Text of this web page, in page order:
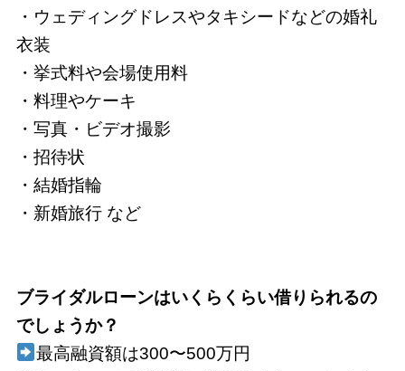
・ウェディングドレスやタキシードなどの婚礼
衣装
・挙式料や会場使用料
・料理やケーキ
・写真・ビデオ撮影
・招待状
・結婚指輪
・新婚旅行 など
ブライダルローンはいくらくらい借りられるの
でしょうか？
最高融資額は300〜500万円